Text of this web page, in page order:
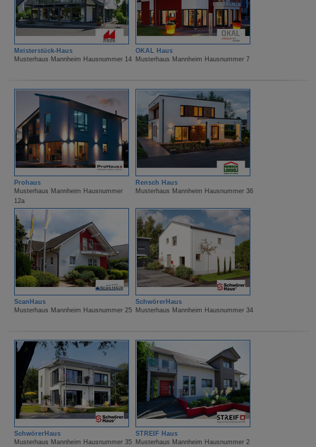
Meisterstück-Haus
Musterhaus Mannheim Hausnummer 14
OKAL Haus
Musterhaus Mannheim Hausnummer 7
Prohaus
Musterhaus Mannheim Hausnummer
12a
Rensch Haus
Musterhaus Mannheim Hausnummer 36
ScanHaus
Musterhaus Mannheim Hausnummer 25
SchwörerHaus
Musterhaus Mannheim Hausnummer 34
SchwörerHaus
Musterhaus Mannheim Hausnummer 35
STREIF Haus
Musterhaus Mannheim Hausnummer 2